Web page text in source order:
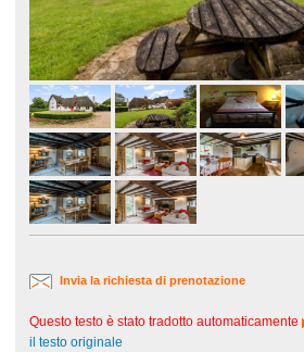
Invia la richiesta di prenotazione
Questo testo è stato tradotto automaticamente
il testo originale